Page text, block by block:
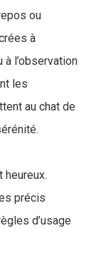
ou
à
à l’observation
les
au chat de
heureux.
précis
d’usage